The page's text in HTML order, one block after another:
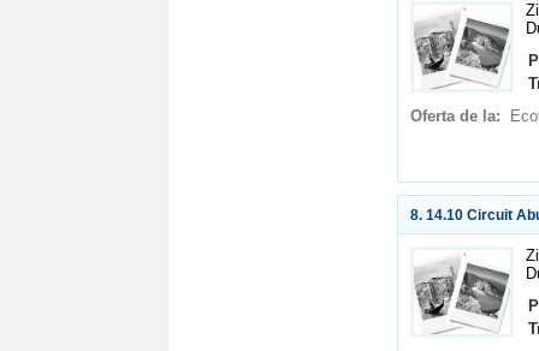
Oferta de la:
8. 14.10 Circuit